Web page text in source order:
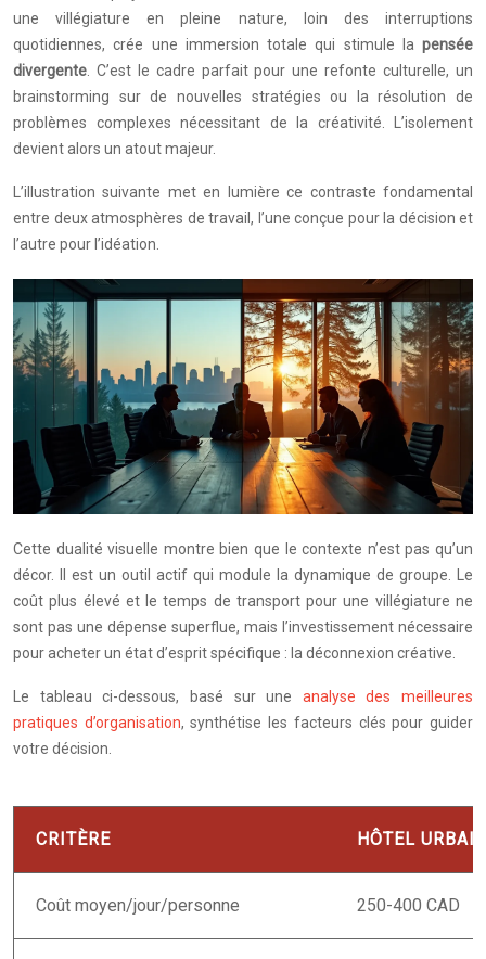
une villégiature en pleine nature, loin des interruptions
quotidiennes, crée une immersion totale qui stimule la pensée
divergente . C’est le cadre parfait pour une refonte culturelle, un
brainstorming sur de nouvelles stratégies ou la résolution de
problèmes complexes nécessitant de la créativité. L’isolement
devient alors un atout majeur.
L’illustration suivante met en lumière ce contraste fondamental
entre deux atmosphères de travail, l’une conçue pour la décision et
l’autre pour l’idéation.
Cette dualité visuelle montre bien que le contexte n’est pas qu’un
décor. Il est un outil actif qui module la dynamique de groupe. Le
coût plus élevé et le temps de transport pour une villégiature ne
sont pas une dépense superflue, mais l’investissement nécessaire
pour acheter un état d’esprit spécifique : la déconnexion créative.
Le tableau ci-dessous, basé sur une analyse des meilleures
pratiques d’organisation, synthétise les facteurs clés pour guider
votre décision.
CRITÈRE HÔTEL
Coût moyen/jour/personne 250-400 CAD